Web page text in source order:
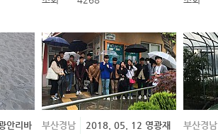
안리바
부산경남
2018. 05. 12 영광재
부산경남